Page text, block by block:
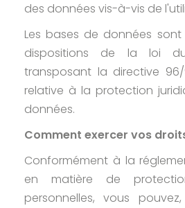
des données vis-à-vis de
Les bases de données
dispositions de la loi
transposant la directive 96/
relative à la protection
données.
Comment exercer vos
Conformément à la
en matière de
personnelles, vous